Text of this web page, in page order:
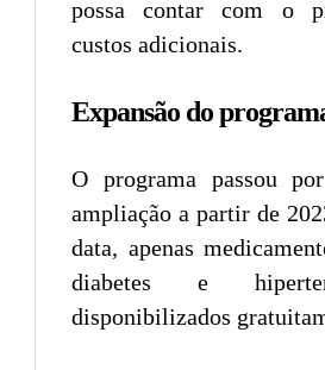
possa contar com o
custos adicionais.
Expansão do
O programa passou
ampliação a partir de
data, apenas
diabetes e
disponibilizados